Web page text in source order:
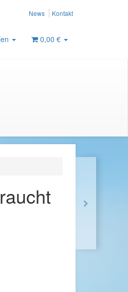
News Kontakt
0,00 €